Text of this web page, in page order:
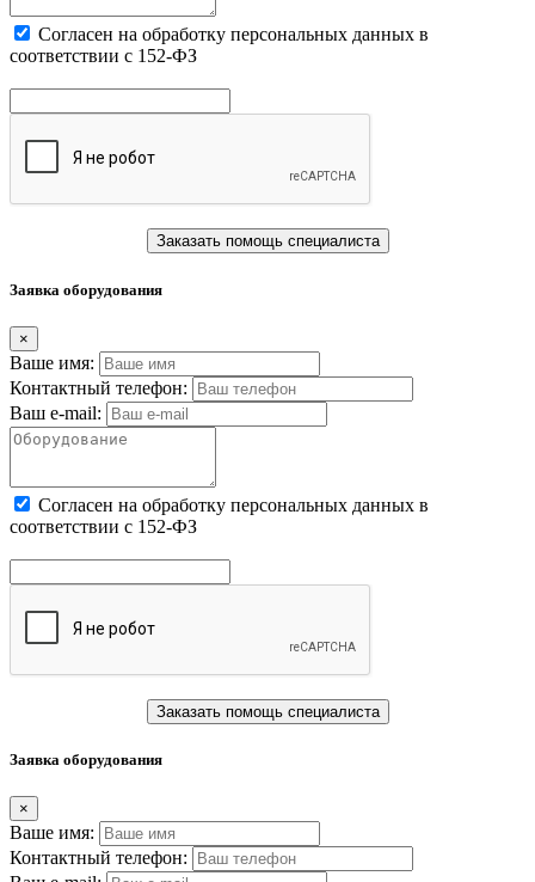
Cогласен на обработку персональных данных в
соответствии с 152-ФЗ
Заказать помощь специалиста
Заявка оборудования
×
Ваше имя:
Контактный телефон:
Ваш e-mail:
Cогласен на обработку персональных данных в
соответствии с 152-ФЗ
Заказать помощь специалиста
Заявка оборудования
×
Ваше имя:
Контактный телефон: